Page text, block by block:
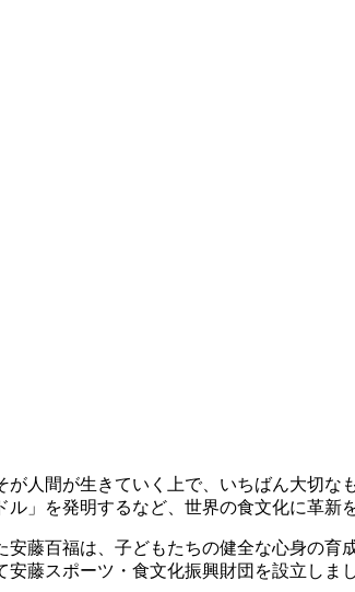
人間が生きていく上で、いちばん大切な
」を発明するなど、世界の食文化に革新
藤百福は、子どもたちの健全な心身の育
藤スポーツ・食文化振興財団を設立しまし